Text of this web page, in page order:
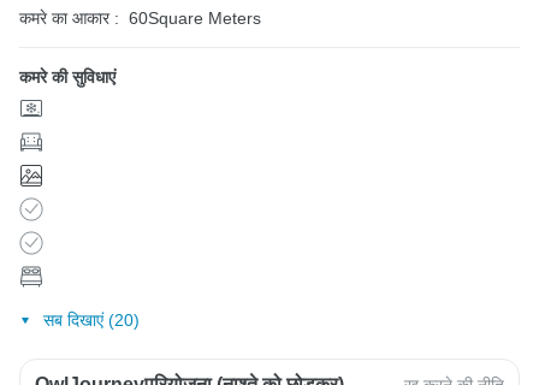
कमरे का आकार : 60Square Meters
कमरे की सुविधाएं
सब दिखाएं (20)